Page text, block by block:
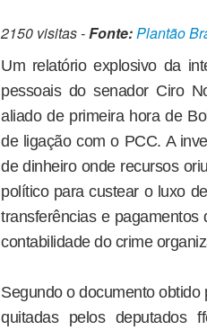
2150 visitas -Fonte:Plantão
Um relatório explosivo da
pessoais do senador Ciro
aliado de primeira hora de
de ligação com o PCC. A
de dinheiro onde recursos
político para custear o luxo
transferências e
contabilidade do crime
Segundo o documento
quitadas pelos deputados